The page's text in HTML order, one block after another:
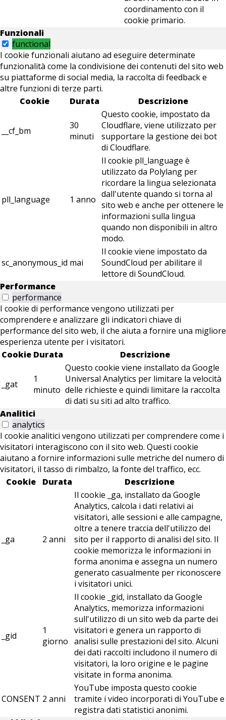
coordinamento con il
cookie primario.
Funzionali
functional
I cookie funzionali aiutano ad eseguire determinate
funzionalità come la condivisione dei contenuti del sito web
su piattaforme di social media, la raccolta di feedback e
altre funzioni di terze parti.
Cookie
Durata Descrizione
__cf_bm
30
minuti
Questo cookie, impostato da
Cloudflare, viene utilizzato per
supportare la gestione dei bot
di Cloudflare.
pll_language 1 anno
Il cookie pll_language è
utilizzato da Polylang per
ricordare la lingua selezionata
dall'utente quando si torna al
sito web e anche per ottenere le
informazioni sulla lingua
quando non disponibili in altro
modo.
sc_anonymous_id mai
Il cookie viene impostato da
SoundCloud per abilitare il
lettore di SoundCloud.
Performance
performance
I cookie di performance vengono utilizzati per
comprendere e analizzare gli indicatori chiave di
performance del sito web, il che aiuta a fornire una migliore
esperienza utente per i visitatori.
Cookie Durata Descrizione
_gat
1
minuto
Questo cookie viene installato da Google
Universal Analytics per limitare la velocità
delle richieste e quindi limitare la raccolta
di dati su siti ad alto traffico.
Analitici
analytics
I cookie analitici vengono utilizzati per comprendere come i
visitatori interagiscono con il sito web. Questi cookie
aiutano a fornire informazioni sulle metriche del numero di
visitatori, il tasso di rimbalzo, la fonte del traffico, ecc.
Cookie
Durata Descrizione
_ga 2 anni
Il cookie _ga, installato da Google
Analytics, calcola i dati relativi ai
visitatori, alle sessioni e alle campagne,
oltre a tenere traccia dell'utilizzo del
sito per il rapporto di analisi del sito. Il
cookie memorizza le informazioni in
forma anonima e assegna un numero
generato casualmente per riconoscere
i visitatori unici.
_gid
1
giorno
Il cookie _gid, installato da Google
Analytics, memorizza informazioni
sull'utilizzo di un sito web da parte dei
visitatori e genera un rapporto di
analisi sulle prestazioni del sito. Alcuni
dei dati raccolti includono il numero di
visitatori, la loro origine e le pagine
visitate in forma anonima.
CONSENT 2 anni
YouTube imposta questo cookie
tramite i video incorporati di YouTube e
registra dati statistici anonimi.